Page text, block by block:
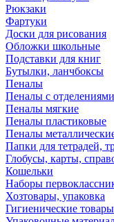
Рюкзаки
Фартуки
Доски для рисования
Обложки школьные
Подставки для книг
Бутылки, ланчбоксы
Пеналы
Пеналы с отделениями
Пеналы мягкие
Пеналы пластиковые
Пеналы
Папки для тетрадей,
Глобусы, карты,
Кошельки
Наборы
Хозтовары, упаковка
Гигиенические товары